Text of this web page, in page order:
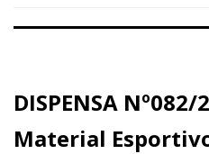
DISPENSA
Material